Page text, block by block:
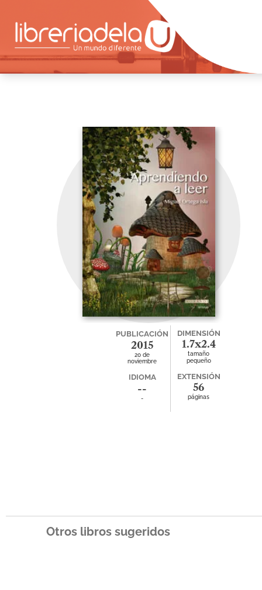
PUBLICACIÓN
2015
20 de
noviembre
DIMENSIÓN
1.7x2.4
tamaño
pequeño
IDIOMA
--
-
EXTENSIÓN
56
páginas
Otros libros sugeridos